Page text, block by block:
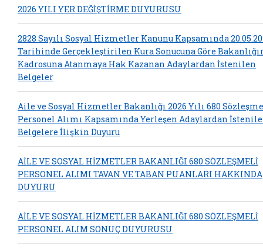
2026 YILI YER DEĞİŞTİRME DUYURUSU
2828 Sayılı Sosyal Hizmetler Kanunu Kapsamında
Tarihinde Gerçekleştirilen Kura Sonucuna Göre
Kadrosuna Atanmaya Hak Kazanan Adaylardan İstenilen
Belgeler
Aile ve Sosyal Hizmetler Bakanlığı 2026 Yılı 680
Personel Alımı Kapsamında Yerleşen Adaylardan
Belgelere İlişkin Duyuru
AİLE VE SOSYAL HİZMETLER BAKANLIĞI 680 SÖZLEŞMELİ
PERSONEL ALIMI TAVAN VE TABAN PUANLARI HAKKINDA
DUYURU
AİLE VE SOSYAL HİZMETLER BAKANLIĞI 680 SÖZLEŞMELİ
PERSONEL ALIM SONUÇ DUYURUSU